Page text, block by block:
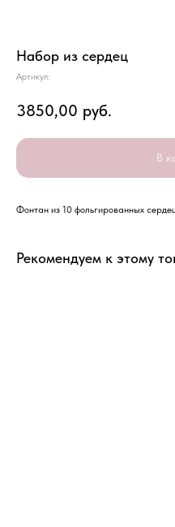
Набор из сердец
Артикул:
3850,00 руб.
В
Фонтан из 10 фольгированных
Рекомендуем к этому